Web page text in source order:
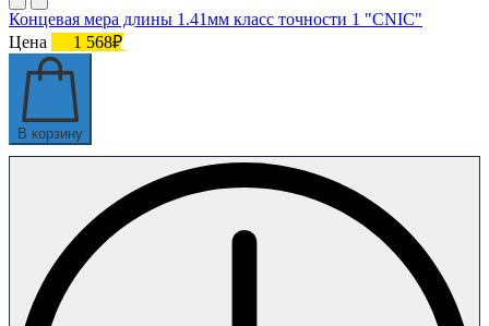
Концевая мера длины 1.41мм класс точности 1 "CNIC"
Цена
1 568₽
В корзину